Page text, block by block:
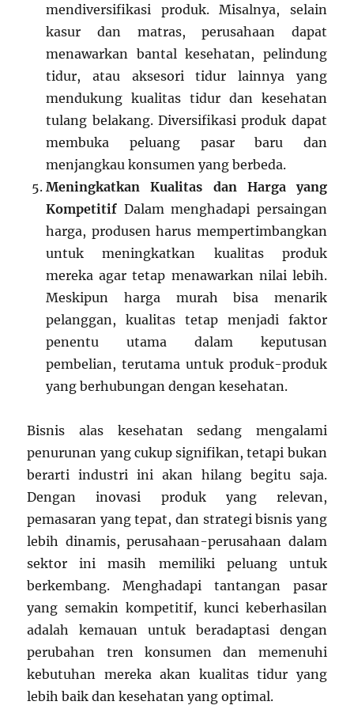
mendiversifikasi produk. Misalnya, selain
kasur dan matras, perusahaan dapat
menawarkan bantal kesehatan, pelindung
tidur, atau aksesori tidur lainnya yang
mendukung kualitas tidur dan kesehatan
tulang belakang. Diversifikasi produk dapat
membuka peluang pasar baru dan
menjangkau konsumen yang berbeda.
Meningkatkan Kualitas dan Harga yang
Kompetitif Dalam menghadapi persaingan
harga, produsen harus mempertimbangkan
untuk meningkatkan kualitas produk
mereka agar tetap menawarkan nilai lebih.
Meskipun harga murah bisa menarik
pelanggan, kualitas tetap menjadi faktor
penentu utama dalam keputusan
pembelian, terutama untuk produk-produk
yang berhubungan dengan kesehatan.
Bisnis alas kesehatan sedang mengalami
penurunan yang cukup signifikan, tetapi bukan
berarti industri ini akan hilang begitu saja.
Dengan inovasi produk yang relevan,
pemasaran yang tepat, dan strategi bisnis yang
lebih dinamis, perusahaan-perusahaan dalam
sektor ini masih memiliki peluang untuk
berkembang. Menghadapi tantangan pasar
yang semakin kompetitif, kunci keberhasilan
adalah kemauan untuk beradaptasi dengan
perubahan tren konsumen dan memenuhi
kebutuhan mereka akan kualitas tidur yang
lebih baik dan kesehatan yang optimal.